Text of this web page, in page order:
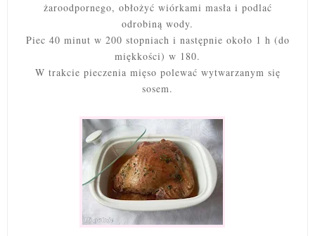
żaroodpornego, obłożyć wiórkami masła i podlać
odrobiną wody.
Piec 40 minut w 200 stopniach i następnie około 1 h (do
miękkości) w 180.
W trakcie pieczenia mięso polewać wytwarzanym się
sosem.